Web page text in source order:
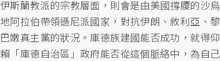
伊斯蘭教派的宗教層面，則會是由美國撐腰的沙烏
地阿拉伯帶領遜尼派國家，對抗伊朗、敘利亞、黎
巴嫩真主黨的狀況。庫德族建國能否成功，就得仰
賴「庫德自治區」政府能否從這個脈絡中，為自己